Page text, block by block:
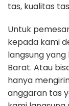
tas, kualitas
Untuk
kepada kami
langsung
Barat. Atau
hanya
anggaran tas